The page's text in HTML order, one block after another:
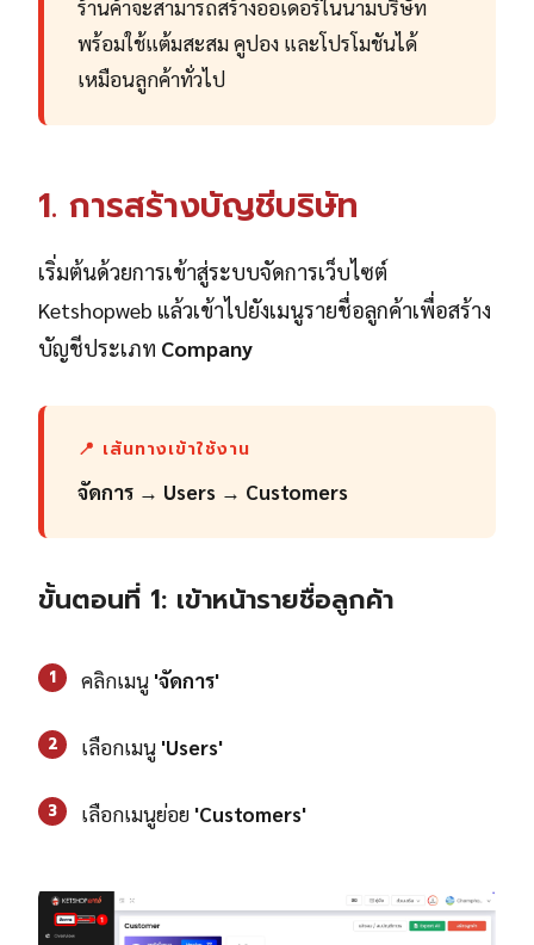
ร้านค้าจะสามารถสร้างออเดอร์ในนามบริษัท
พร้อมใช้แต้มสะสม คูปอง และโปรโมชันได้
เหมือนลูกค้าทั่วไป
1. การสร้างบัญชีบริษัท
เริ่มต้นด้วยการเข้าสู่ระบบจัดการเว็บไซต์
Ketshopweb แล้วเข้าไปยังเมนูรายชื่อลูกค้าเพื่อสร้าง
บัญชีประเภท Company
📍 เส้นทางเข้าใช้งาน
จัดการ → Users → Customers
ขั้นตอนที่ 1: เข้าหน้ารายชื่อลูกค้า
1 คลิกเมนู 'จัดการ'
2 เลือกเมนู 'Users'
3 เลือกเมนูย่อย 'Customers'